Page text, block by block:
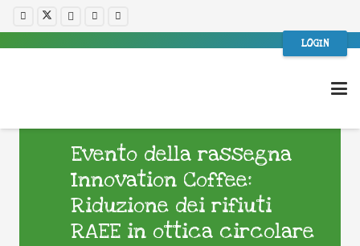
LOGIN
Evento della rassegna
Innovation Coffee:
Riduzione dei rifiuti
RAEE in ottica circolare